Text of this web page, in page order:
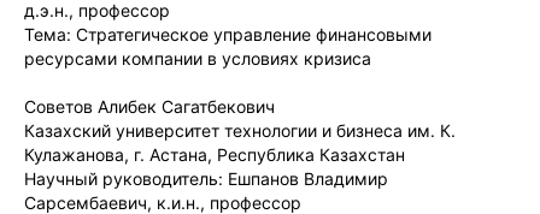
д.э.н., профессор
Тема: Стратегическое управление финансовыми
ресурсами компании в условиях кризиса
Советов Алибек Сагатбекович
Казахский университет технологии и бизнеса им. К.
Кулажанова, г. Астана, Республика Казахстан
Научный руководитель: Ешпанов Владимир
Сарсембаевич, к.и.н., профессор